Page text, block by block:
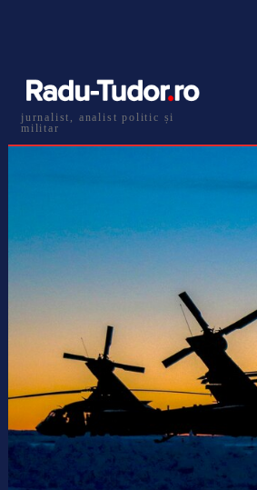
jurnalist, analist politic și
militar